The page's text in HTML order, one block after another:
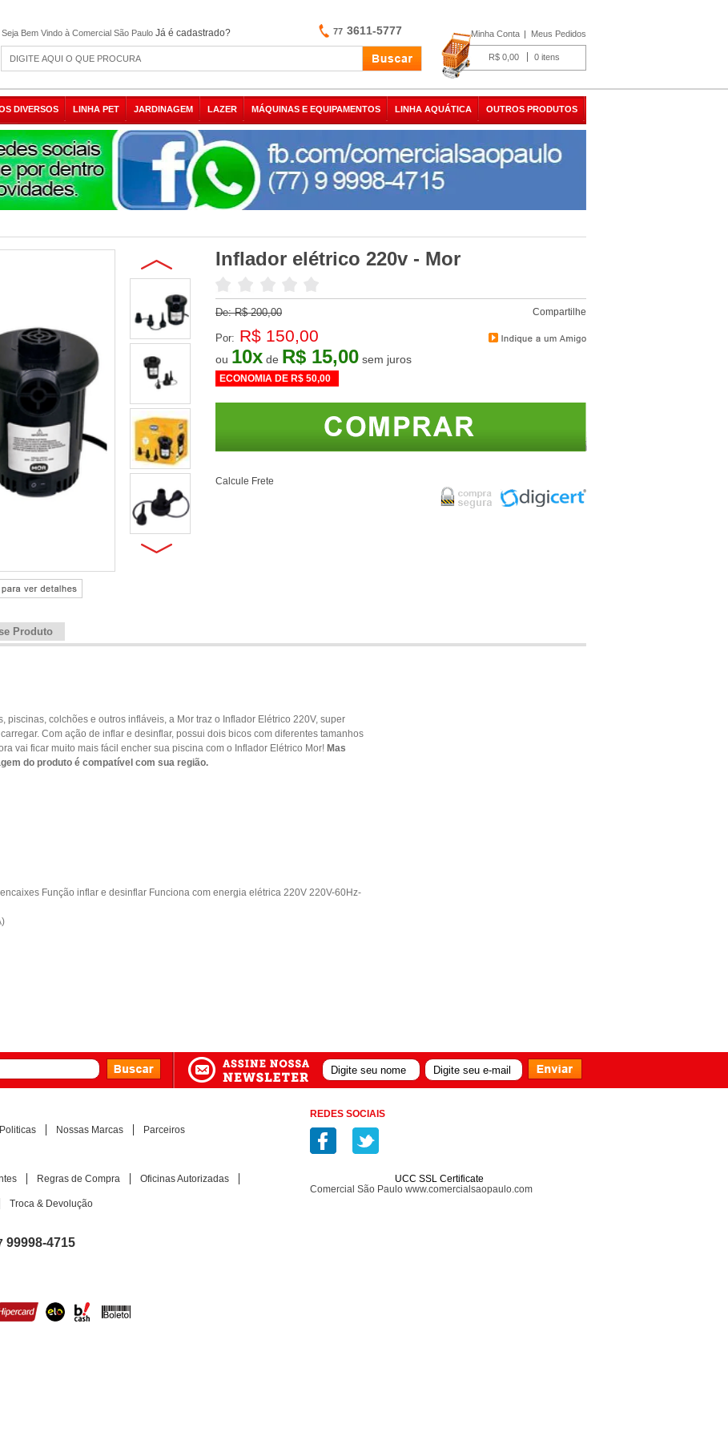
Seja Bem Vindo à Comercial São Paulo Já é cadastrado? 77 3611-5777 Minha Conta Meus Pedidos
0
R$ 0,00
DIVERSOS LINHA PET JARDINAGEM LAZER MÁQUINAS E EQUIPAMENTOS LINHA AQUÁTICA OUTROS PRODUTOS
Inflador elétrico 220v - Mor
De:R$ 200,00
Por: R$ 150,00
ou 10x de R$ 15,00
ECONOMIA DE R$ 50,00
Compartilhe
Calcule Frete
Produto
piscinas, colchões e outros infláveis, a Mor traz o Inflador Elétrico 220V, super
Com ação de inflar e desinflar, possui dois bicos com diferentes tamanhos
vai ficar muito mais fácil encher sua piscina com o Inflador Elétrico Mor! Mas
do produto é compatível com sua região.
Função inflar e desinflar Funciona com energia elétrica 220V 220V-60Hz-
Nossas Marcas Parceiros
Regras de Compra Oficinas Autorizadas
Troca & Devolução
99998-4715
REDES SOCIAIS
UCC SSL Certificate
Comercial São Paulo www.comercialsaopaulo.com